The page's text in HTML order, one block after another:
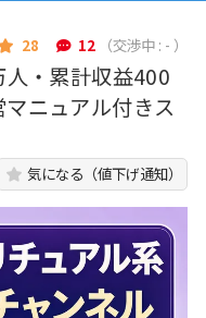
28 12 （交渉中 : - ）
人・累計収益400
ニュアル付きス
気になる（値下げ通知）